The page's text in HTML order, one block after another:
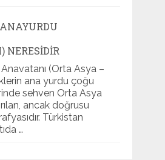
NERESIDIR
(Orta Asya –
ana yurdu çoğu
sehven Orta Asya
ancak doğrusu
Türkistan
…